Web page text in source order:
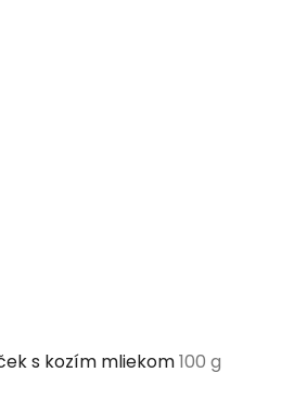
s kozím mliekom100 g